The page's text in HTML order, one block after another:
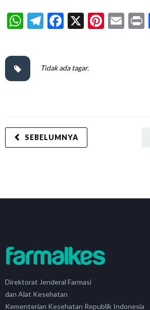
WhatsApp
Telegram
Facebook
X
Tidak ada tagar.
SEBELUMNYA
Direktorat Jenderal Farmasi
dan Alat Kesehatan
Kementerian Kesehatan Republik Indonesia